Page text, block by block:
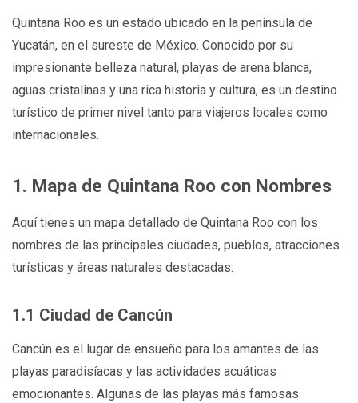
Quintana Roo es un estado ubicado en la península de
Yucatán, en el sureste de México. Conocido por su
impresionante belleza natural, playas de arena blanca,
aguas cristalinas y una rica historia y cultura, es un destino
turístico de primer nivel tanto para viajeros locales como
internacionales.
1. Mapa de Quintana Roo con Nombres
Aquí tienes un mapa detallado de Quintana Roo con los
nombres de las principales ciudades, pueblos, atracciones
turísticas y áreas naturales destacadas:
1.1 Ciudad de Cancún
Cancún es el lugar de ensueño para los amantes de las
playas paradisíacas y las actividades acuáticas
emocionantes. Algunas de las playas más famosas